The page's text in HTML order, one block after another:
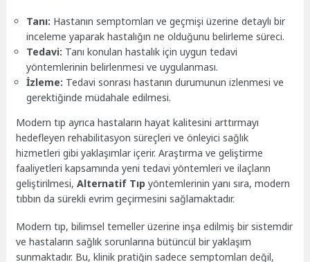
Tanı: Hastanın semptomları ve geçmişi üzerine detaylı bir
inceleme yaparak hastalığın ne olduğunu belirleme süreci.
Tedavi: Tanı konulan hastalık için uygun tedavi
yöntemlerinin belirlenmesi ve uygulanması.
İzleme: Tedavi sonrası hastanın durumunun izlenmesi ve
gerektiğinde müdahale edilmesi.
Modern tıp ayrıca hastaların hayat kalitesini arttırmayı
hedefleyen rehabilitasyon süreçleri ve önleyici sağlık
hizmetleri gibi yaklaşımlar içerir. Araştırma ve geliştirme
faaliyetleri kapsamında yeni tedavi yöntemleri ve ilaçların
geliştirilmesi,Alternatif Tıp yöntemlerinin yanı sıra, modern
tıbbın da sürekli evrim geçirmesini sağlamaktadır.
Modern tıp, bilimsel temeller üzerine inşa edilmiş bir sistemdir
ve hastaların sağlık sorunlarına bütüncül bir yaklaşım
sunmaktadır. Bu, klinik pratiğin sadece semptomları değil,